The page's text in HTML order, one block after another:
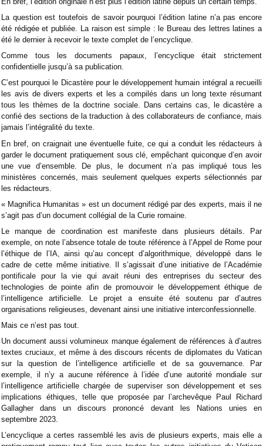
La question est toutefois de savoir pourquoi l’édition latine n’a pas encore
été rédigée et publiée. La raison est simple : le Bureau des lettres latines a
été le dernier à recevoir le texte complet de l’encyclique.
Comme tous les documents papaux, l’encyclique était strictement
confidentielle jusqu’à sa publication.
C’est pourquoi le Dicastère pour le développement humain intégral a recueilli
les avis de divers experts et les a compilés dans un long texte résumant
tous les thèmes de la doctrine sociale. Dans certains cas, le dicastère a
confié des sections de la traduction à des collaborateurs de confiance, mais
jamais l’intégralité du texte.
En bref, on craignait une éventuelle fuite, ce qui a conduit les rédacteurs à
garder le document pratiquement sous clé, empêchant quiconque d’en avoir
une vue d’ensemble. De plus, le document n’a pas impliqué tous les
ministères concernés, mais seulement quelques experts sélectionnés par
les rédacteurs.
« Magnifica Humanitas » est un document rédigé par des experts, mais il ne
s’agit pas d’un document collégial de la Curie romaine.
Le manque de coordination est manifeste dans plusieurs détails. Par
exemple, on note l’absence totale de toute référence à l’Appel de Rome pour
l’éthique de l’IA, ainsi qu’au concept d’algorithmique, développé dans le
cadre de cette même initiative. Il s’agissait d’une initiative de l’Académie
pontificale pour la vie qui avait réuni des entreprises du secteur des
technologies de pointe afin de promouvoir le développement éthique de
l’intelligence artificielle. Le projet a ensuite été soutenu par d’autres
organisations religieuses, devenant ainsi une initiative interconfessionnelle.
Mais ce n’est pas tout.
Un document aussi volumineux manque également de références à d’autres
textes cruciaux, et même à des discours récents de diplomates du Vatican
sur la question de l’intelligence artificielle et de sa gouvernance. Par
exemple, il n’y a aucune référence à l’idée d’une autorité mondiale sur
l’intelligence artificielle chargée de superviser son développement et ses
implications éthiques, telle que proposée par l’archevêque Paul Richard
Gallagher dans un discours prononcé devant les Nations unies en
septembre 2023.
L’encyclique a certes rassemblé les avis de plusieurs experts, mais elle a